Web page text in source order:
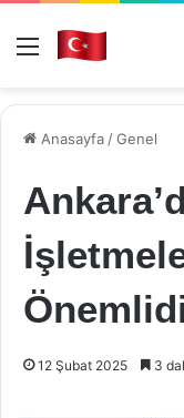
Menü
Anasayfa /Genel
12 Şubat 2025 3